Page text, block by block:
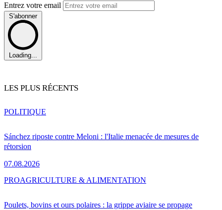
Entrez votre email
S'abonner
Loading...
LES PLUS RÉCENTS
Sánchez riposte contre Meloni : l'Italie menacée de mesures de
rétorsion
07.08.2026
POLITIQUE
Poulets, bovins et ours polaires : la grippe aviaire se propage
PROAGRICULTURE & ALIMENTATION